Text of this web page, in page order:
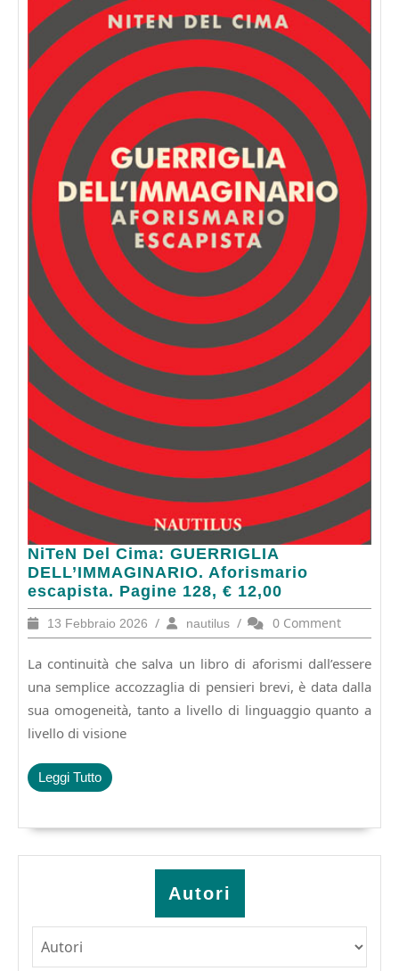
NiTeN Del Cima: GUERRIGLIA
DELL’IMMAGINARIO. Aforismario
escapista. Pagine 128, € 12,00
NiTeN
Del
Cima:
GUERRIGLIA
DELL’IMMAGINARIO.
escapista.
Pagine
€
12,00
13 Febbraio 2026 13
Febbraio
2026
/ nautilusnautilus
/ 0 Comment
La continuità che salva un libro di aforismi dall’essere
una semplice accozzaglia di pensieri brevi, è data dalla
sua omogeneità, tanto a livello di linguaggio quanto a
livello di visione
Leggi TuttoLeggi
Tutto
Autori